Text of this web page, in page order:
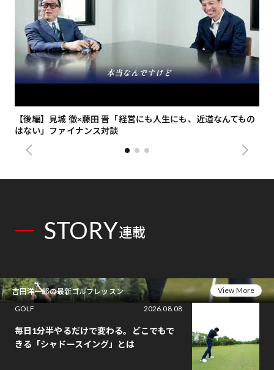
【後編】見城 徹×藤田 晋「経営にも人生にも、近道なんてもの
はない」ファイナンス対談
STORY連載
吉田洋一郎の最新ゴルフレッスン
View More
GOLF
2026.08.08
毎日1分半やるだけで変わる。どこでもで
きる「シャドースイング」とは